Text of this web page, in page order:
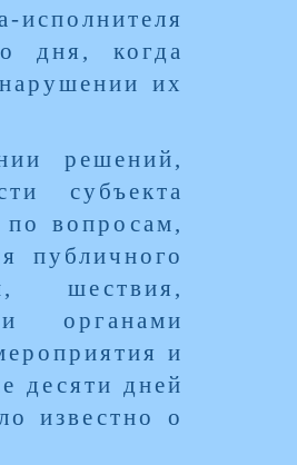
дня, когда
их
решений,
субъекта
по вопросам,
публичного
шествия,
органами
и
десяти дней
известно о